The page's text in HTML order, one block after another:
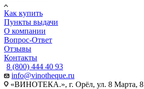
Как купить
Пункты выдачи
О компании
Вопрос-Ответ
Отзывы
Контакты
8 (800) 444 40 93
info@vinotheque.ru
«ВИНОТЕКА.», г. Орёл, ул. 8 Марта, 8